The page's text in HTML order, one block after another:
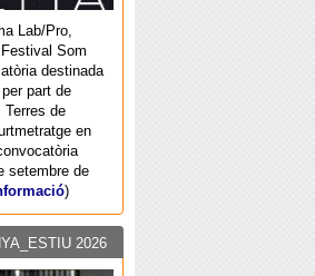
Lab/Pro,
Som
destinada
part de
de
en
setembre de
)
2026